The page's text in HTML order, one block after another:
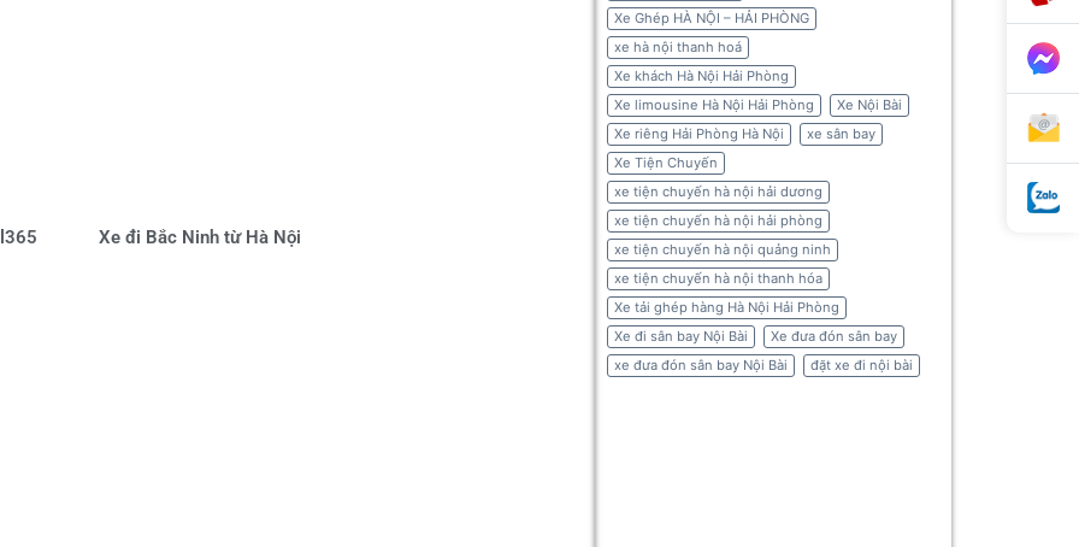
Xe đi Bắc Ninh từ Hà Nội
Xe Ghép HÀ NỘI – HẢI PHÒNG
xe hà nội thanh hoá
Xe khách Hà Nội Hải Phòng
Xe limousine Hà Nội Hải Phòng
Xe Nội Bài
Xe riêng Hải Phòng Hà Nội
xe sân bay
Xe Tiện Chuyến
xe tiện chuyến hà nội hải dương
xe tiện chuyến hà nội hải phòng
xe tiện chuyến hà nội quảng ninh
xe tiện chuyến hà nội thanh hóa
Xe tải ghép hàng Hà Nội Hải Phòng
Xe đi sân bay Nội Bài
Xe đưa đón sân bay
xe đưa đón sân bay Nội Bài
đặt xe đi nội bài